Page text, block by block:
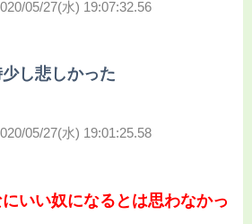
05/27(水) 19:07:32.56
し悲しかった
05/27(水) 19:01:25.58
いい奴になるとは思わなかっ